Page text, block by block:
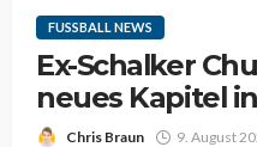
FUSSBALL NEWS
Ex-Schalker
neues Kapitel
Chris Braun 9. August